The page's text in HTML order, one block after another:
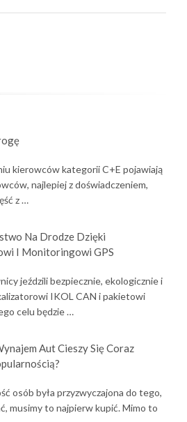
kierowców kategorii C+E pojawiają
najlepiej z doświadczeniem,
z …
Na Drodze Dzięki
I Monitoringowi GPS
jeździli bezpiecznie, ekologicznie i
IKOL CAN i pakietowi
celu będzie …
Aut Cieszy Się Coraz
osób była przyzwyczajona do tego,
musimy to najpierw kupić. Mimo to